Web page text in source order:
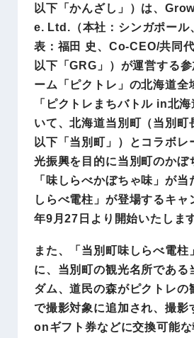
以下「かんざし」）は、
e. Ltd.（本社：シンガポール
表：福田 史、Co-CEO/共同
以下「GRG」）が運営する
ーム「ピクトレ」の北海道全
「ピクトレまちバトル in北
いて、北海道当別町（当別町
以下「当別町」）とコラボレ
光振興を目的に当別町のかぼ
「味しらべかぼちゃ味」が
しらべ電柱」が登場するキャ
年9月27日より開始いたします
また、「当別町味しらべ電柱
に、当別町の観光名所である
ダム、道民の森がピクトレの
で撮影対象に追加され、撮影
onギフト券などに交換可能